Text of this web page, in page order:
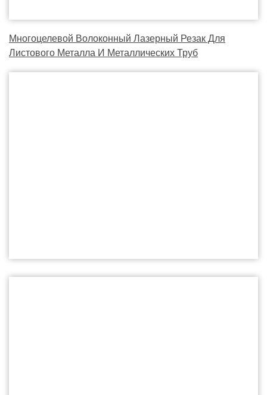
Многоцелевой Волоконный Лазерный Резак Для
Листового Металла И Металлических Труб